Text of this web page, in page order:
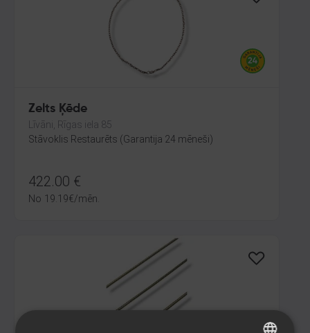
Zelts Ķēde
Līvāni, Rīgas iela 85
Stāvoklis Restaurēts (Garantija 24 mēneši)
422.00 €
No 19.19€/mēn.